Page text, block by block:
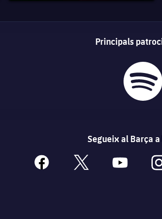
Principals
Segueix al Barça
facebook x youtube